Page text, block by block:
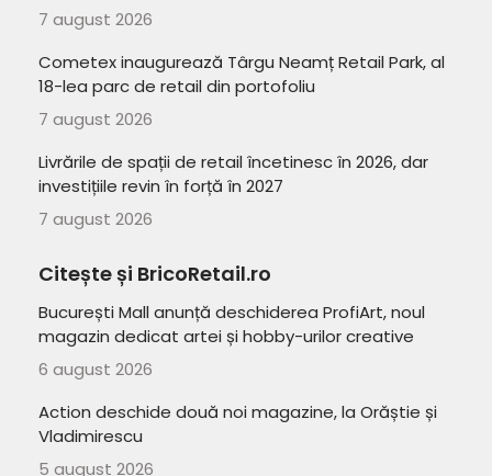
7 august 2026
Cometex inaugurează Târgu Neamț Retail Park, al
18-lea parc de retail din portofoliu
7 august 2026
Livrările de spații de retail încetinesc în 2026, dar
investițiile revin în forță în 2027
7 august 2026
Citește și BricoRetail.ro
București Mall anunță deschiderea ProfiArt, noul
magazin dedicat artei și hobby-urilor creative
6 august 2026
Action deschide două noi magazine, la Orăștie și
Vladimirescu
5 august 2026